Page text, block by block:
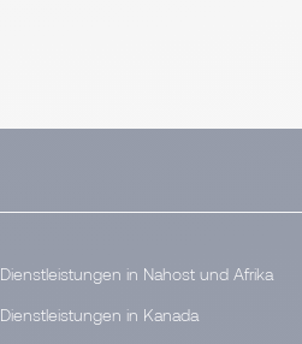
Dienstleistungen in Nahost und Afrika
Dienstleistungen in Kanada